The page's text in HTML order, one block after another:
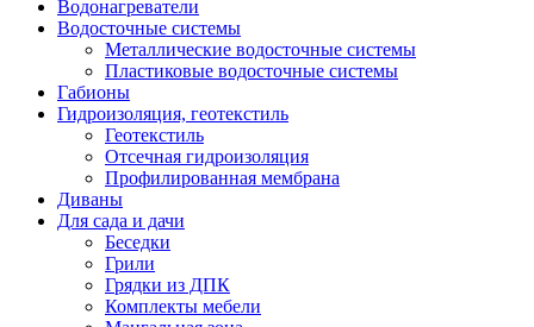
Водонагреватели
Водосточные системы
Металлические водосточные системы
Пластиковые водосточные системы
Габионы
Гидроизоляция, геотекстиль
Геотекстиль
Отсечная гидроизоляция
Профилированная мембрана
Диваны
Для сада и дачи
Беседки
Грили
Грядки из ДПК
Комплекты мебели